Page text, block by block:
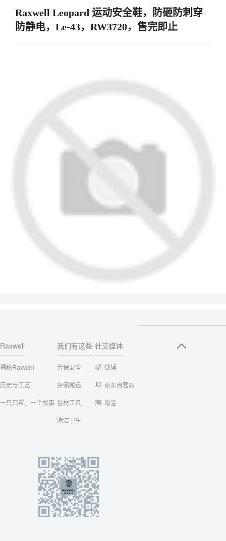
Raxwell Leopard 运动安全鞋，防砸防刺穿
防静电，Le-43，RW3720，售完即止
Raxwell
揭秘Raxwell
历史与工艺
一只口罩，一个故事
我们有这些
劳保安全
存储搬运
包材工具
清洁卫生
社交媒体
微博
京东自营店
淘宝